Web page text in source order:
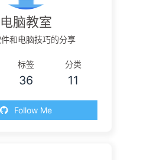
电脑教室
和电脑技巧的分享
标签
36
分类
11
Follow Me